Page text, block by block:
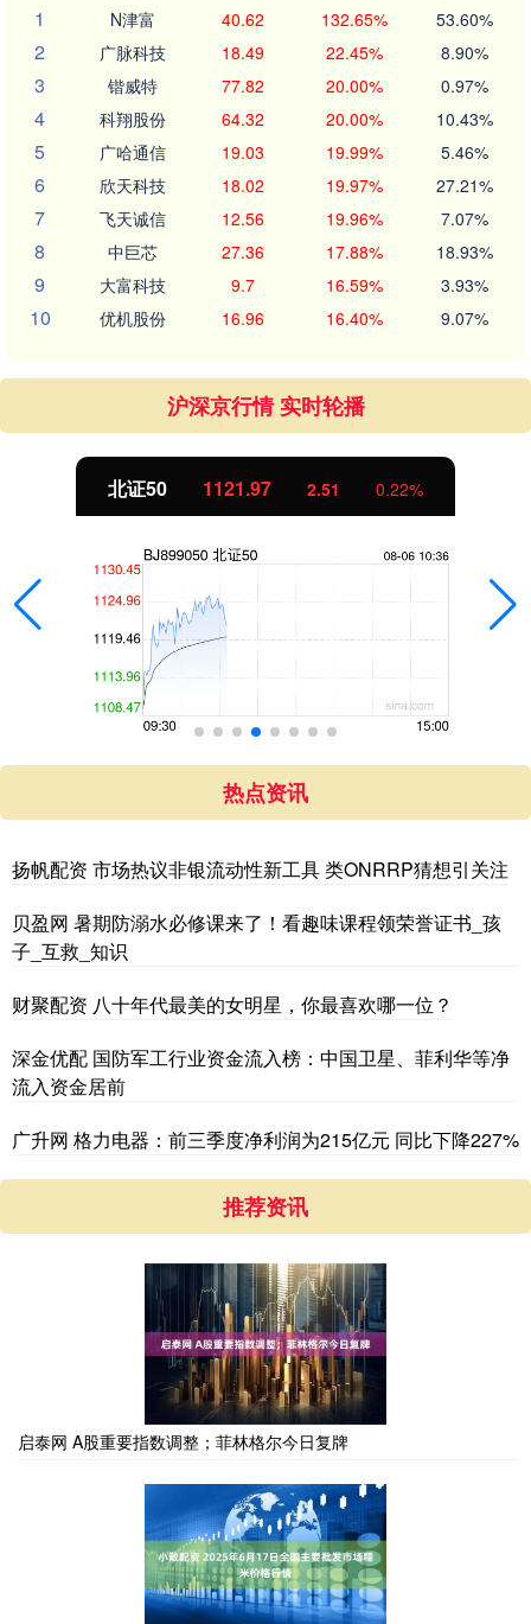
1
N津富 40.62 132.65% 53.60%
2 广脉科技 18.49 22.45% 8.90%
3 锴威特 77.82 20.00% 0.97%
4 科翔股份 64.32 20.00% 10.43%
5 广哈通信 19.03 19.99% 5.46%
6 欣天科技 18.02 19.97% 27.21%
7 飞天诚信 12.56 19.96% 7.07%
8 中巨芯 27.36 17.88% 18.93%
9 大富科技 9.7 16.59% 3.93%
10 优机股份 16.96 16.40% 9.07%
沪深京行情 实时轮播
北证50 1122.01 2.55 0.23%
热点资讯
扬帆配资 市场热议非银流动性新工具 类ONRRP猜想引关注
贝盈网 暑期防溺水必修课来了！看趣味课程领荣誉证书_孩
子_互救_知识
财聚配资 八十年代最美的女明星，你最喜欢哪一位？
深金优配 国防军工行业资金流入榜：中国卫星、菲利华等净
流入资金居前
广升网 格力电器：前三季度净利润为215亿元 同比下降227%
推荐资讯
启泰网 A股重要指数调整；菲林格尔今日复牌